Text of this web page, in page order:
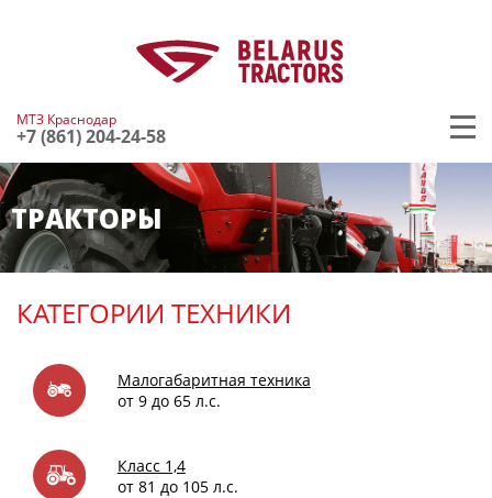
МТЗ Краснодар
+7 (861) 204-24-58
ТРАКТОРЫ
КАТЕГОРИИ ТЕХНИКИ
Малогабаритная техника
от 9 до 65 л.с.
Класс 1,4
от 81 до 105 л.с.